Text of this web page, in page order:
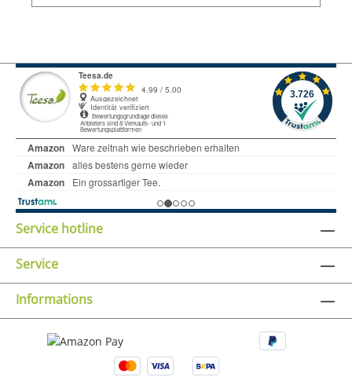
Service hotline
Service
Informations